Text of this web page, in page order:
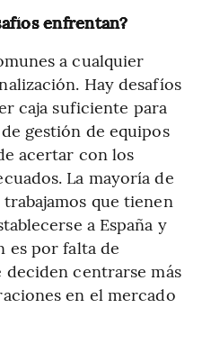
enfrentan?
a cualquier
Hay desafíos
caja suficiente para
gestión de equipos
acertar con los
La mayoría de
que tienen
a España y
es por falta de
centrarse más
en el mercado